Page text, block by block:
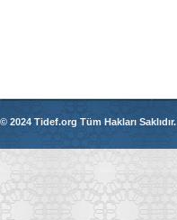
© 2024 Tidef.org Tüm Hakları Saklıdır.